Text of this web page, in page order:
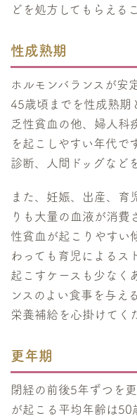
どを処方してもらえる
性成熟期
ホルモンバランスが安
45歳頃までを性成熟期
乏性貧血の他、婦人科
を起こしやすい年代で
診断、人間ドッグなど
また、妊娠、出産、育
りも大量の血液が消費
性貧血が起こりやすい
わっても育児によるス
起こすケースも少なく
ンスのよい食事を与え
栄養補給を心掛けてく
更年期
閉経の前後5年ずつを
が起こる平均年齢は